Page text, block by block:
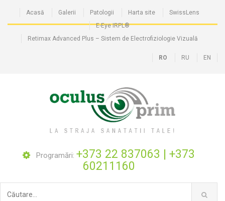
Acasă Galerii Patologii Harta site
SwissLens
E-Eye IRPL®
Retimax Advanced Plus – Sistem de Electrofiziologie Vizuală
RO RU EN
Programări: +373 22 837063 | +373
60211160